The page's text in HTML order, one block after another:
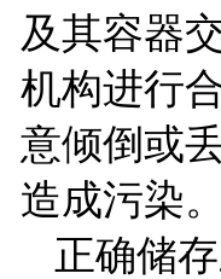
及其容器
机构进行
意倾倒或
造成污染。
正确储